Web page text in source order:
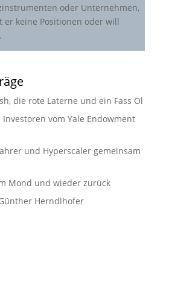
oder Unternehmen,
er keine Positionen oder will
die rote Laterne und ein Fass Öl
Investoren vom Yale Endowment
und Hyperscaler gemeinsam
Mond und wieder zurück
Herndlhofer